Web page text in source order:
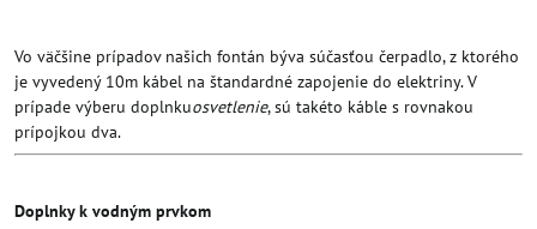
Vo väčšine prípadov našich fontán býva súčasťou čerpadlo, z ktorého
je vyvedený 10m kábel na štandardné zapojenie do elektriny. V
prípade výberu doplnkuosvetlenie, sú takéto káble s rovnakou
prípojkou dva.
Doplnky k vodným prvkom